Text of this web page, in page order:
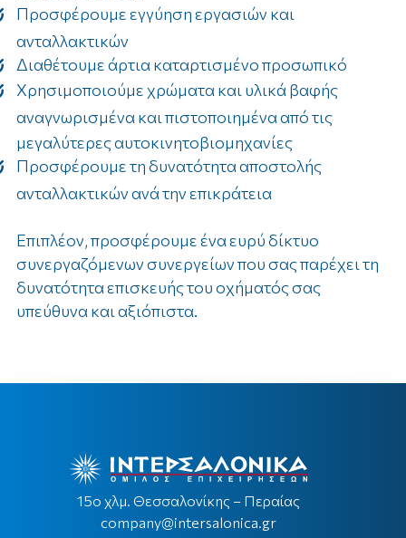
Προσφέρουμε εγγύηση εργασιών και
ανταλλακτικών
Διαθέτουμε άρτια καταρτισμένο προσωπικό
Χρησιμοποιούμε χρώματα και υλικά βαφής
αναγνωρισμένα και πιστοποιημένα από τις
μεγαλύτερες αυτοκινητοβιομηχανίες
Προσφέρουμε τη δυνατότητα αποστολής
ανταλλακτικών ανά την επικράτεια
Επιπλέον, προσφέρουμε ένα ευρύ δίκτυο
συνεργαζόμενων συνεργείων που σας παρέχει τη
δυνατότητα επισκευής του οχήματός σας
υπεύθυνα και αξιόπιστα.
15ο χλμ. Θεσσαλονίκης – Περαίας
company@intersalonica.gr